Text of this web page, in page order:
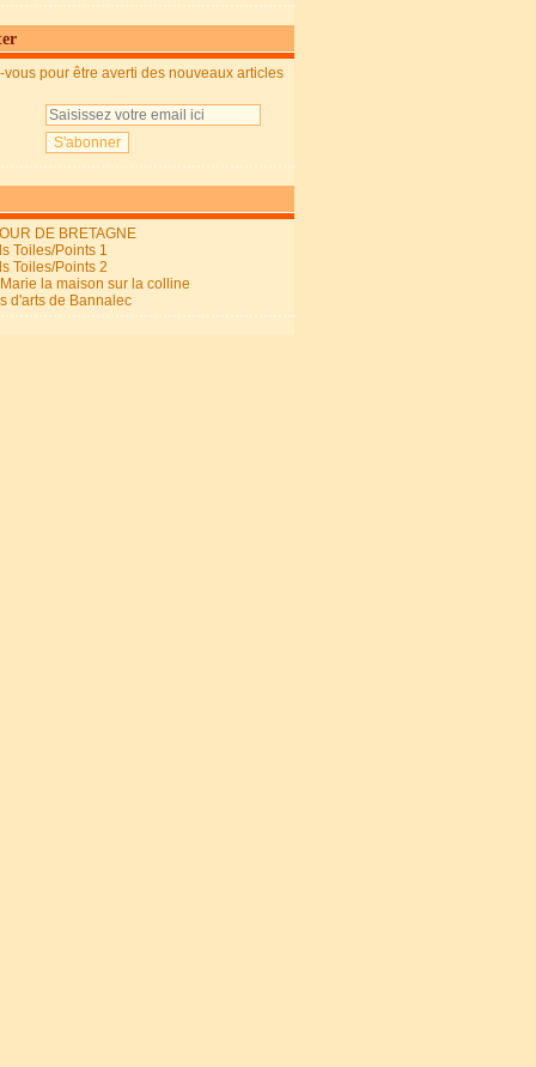
vous pour être averti des nouveaux articles
DE BRETAGNE
Toiles/Points 1
Toiles/Points 2
la maison sur la colline
d'arts de Bannalec